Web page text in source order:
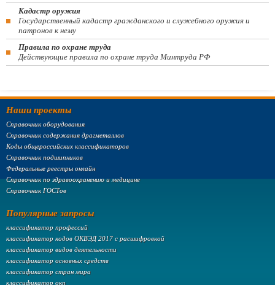
Кадастр оружия
Государственный кадастр гражданского и служебного оружия и
патронов к нему
Правила по охране труда
Действующие правила по охране труда Минтруда РФ
Наши проекты
Справочник оборудования
Справочник содержания драгметаллов
Коды общероссийских классификаторов
Справочник подшипников
Федеральные реестры онлайн
Справочник по здравоохранению и медицине
Справочник ГОСТов
Популярные запросы
классификатор профессий
классификатор кодов ОКВЭД 2017 с расшифровкой
классификатор видов деятельности
классификатор основных средств
классификатор стран мира
классификатор окп